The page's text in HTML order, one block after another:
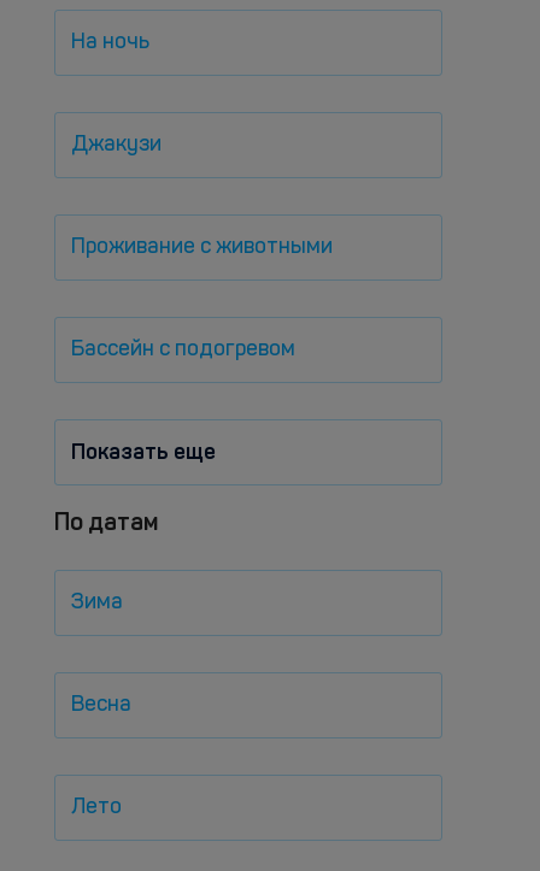
На ночь
Джакузи
Проживание с животными
Бассейн с подогревом
Показать еще
По датам
Зима
Весна
Лето